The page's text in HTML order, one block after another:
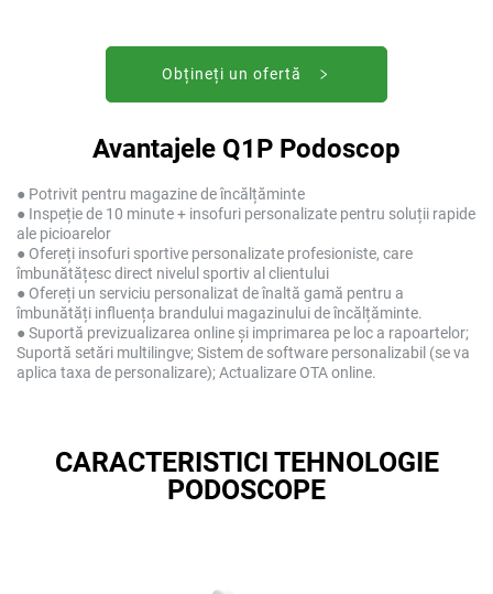
Obțineți un ofertă
Avantajele Q1P Podoscop
● Potrivit pentru magazine de încălțăminte
● Inspeție de 10 minute + insofuri personalizate pentru soluții rapide
ale picioarelor
● Ofereți insofuri sportive personalizate profesioniste, care
îmbunătățesc direct nivelul sportiv al clientului
● Ofereți un serviciu personalizat de înaltă gamă pentru a
îmbunătăți influența brandului magazinului de încălțăminte.
● Suportă previzualizarea online și imprimarea pe loc a rapoartelor;
Suportă setări multilingve; Sistem de software personalizabil (se va
aplica taxa de personalizare); Actualizare OTA online.
CARACTERISTICI TEHNOLOGIE
PODOSCOPE